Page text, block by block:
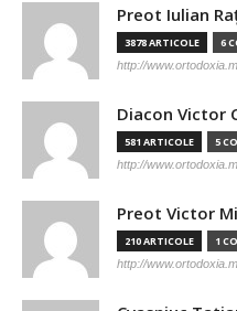
Preot Iulian
3878 ARTICOLE 6
http://
Diacon Victor
581 ARTICOLE 5
http://
Preot Victor
210 ARTICOLE 1
http://